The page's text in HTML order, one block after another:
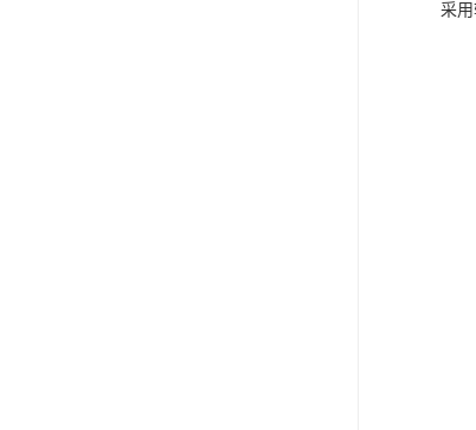
采用